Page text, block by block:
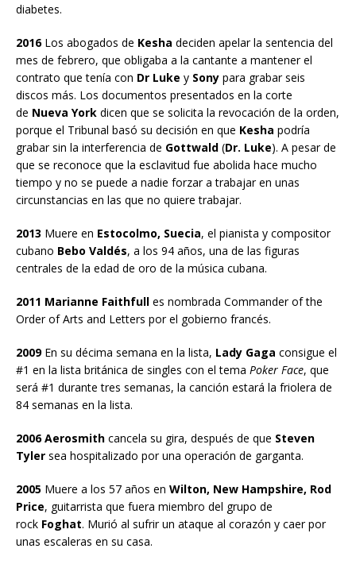
diabetes.
2016Los abogados de Kesha deciden apelar la sentencia del
mes de febrero, que obligaba a la cantante a mantener el
contrato que tenía con Dr Luke y Sony para grabar seis
discos más. Los documentos presentados en la corte
de Nueva York dicen que se solicita la revocación de la orden,
porque el Tribunal basó su decisión en que Kesha podría
grabar sin la interferencia de Gottwald (Dr. Luke). A pesar de
que se reconoce que la esclavitud fue abolida hace mucho
tiempo y no se puede a nadie forzar a trabajar en unas
circunstancias en las que no quiere trabajar.
2013 Muere en Estocolmo, Suecia, el pianista y compositor
cubano Bebo Valdés, a los 94 años, una de las figuras
centrales de la edad de oro de la música cubana.
2011 Marianne Faithfull es nombrada Commander of the
Order of Arts and Letters por el gobierno francés.
2009En su décima semana en la lista, Lady Gaga consigue el
#1 en la lista británica de singles con el tema Poker Face, que
será #1 durante tres semanas, la canción estará la friolera de
84 semanas en la lista.
2006 Aerosmith cancela su gira, después de que Steven
Tyler sea hospitalizado por una operación de garganta.
2005 Muere a los 57 años en Wilton, New Hampshire, Rod
Price, guitarrista que fuera miembro del grupo de
rock Foghat. Murió al sufrir un ataque al corazón y caer por
unas escaleras en su casa.